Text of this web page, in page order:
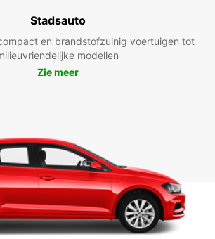
Stadsauto
en brandstofzuinig voertuigen tot
modellen
Zie meer